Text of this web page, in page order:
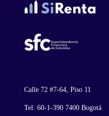
Calle 72 #7-64, Piso 11
Tel: 60-1-390 7400 Bogotá